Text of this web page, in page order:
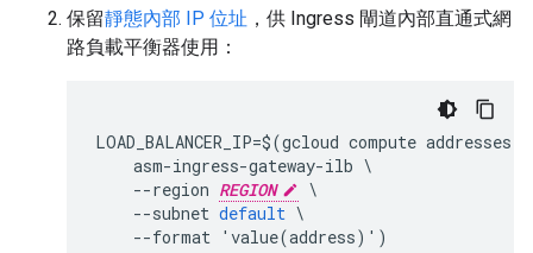
保留靜態內部 IP 位址 ，供 Ingress 閘道內部直通式網
路負載平衡器使用：
LOAD_BALANCER_IP=$(gcloud compute addresses
asm-ingress-gateway-ilb
--region REGION
--subnet default
--format ' value(address) ' )